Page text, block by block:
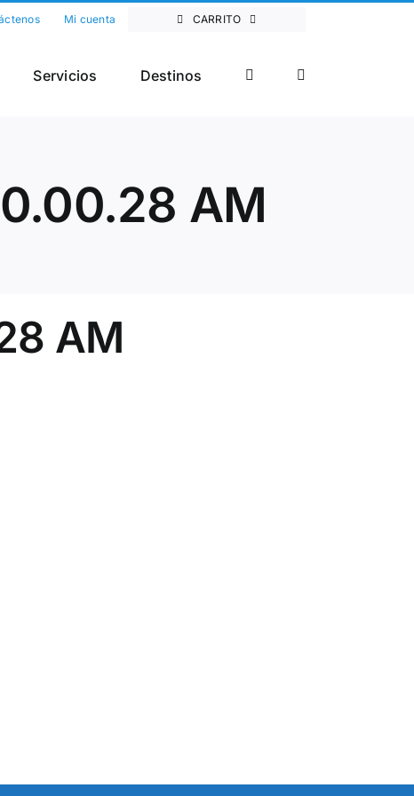
Mi cuenta CARRITO
Servicios Destinos
AM
AM